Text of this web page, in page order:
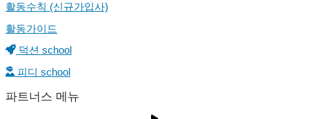
활동수칙 (신규가입사)
활동가이드
덕션 school
피디 school
파트너스 메뉴